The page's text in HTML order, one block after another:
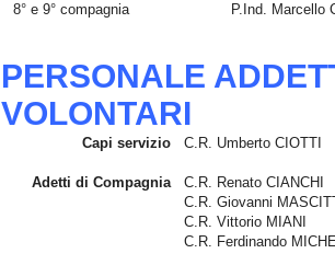
8° e 9° compagnia
P.Ind. Marcello
PERSONALE
VOLONTARI
Capi servizio C.R. Umberto CIOTTI
Adetti di Compagnia
C.R. Renato CIANCHI
C.R. Giovanni
C.R. Vittorio MIANI
C.R. Ferdinando